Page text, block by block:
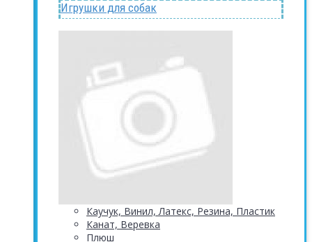
Игрушки для собак
Каучук, Винил, Латекс, Резина, Пластик
Канат, Веревка
Плюш